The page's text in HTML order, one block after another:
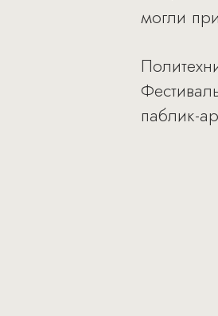
могли
паблик-